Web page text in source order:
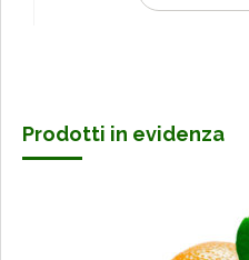
Prodotti in evidenza